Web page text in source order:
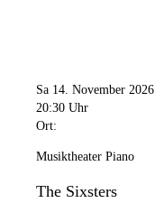
Sa 14. November 2026
20:30 Uhr
Ort:
Musiktheater Piano
The Sixsters